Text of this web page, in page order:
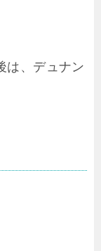
は、デュナン